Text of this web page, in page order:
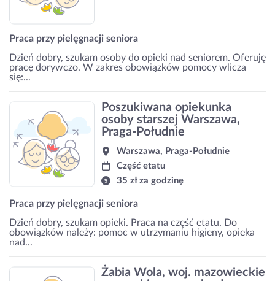
Praca przy pielęgnacji seniora
Dzień dobry, szukam osoby do opieki nad seniorem. Oferuję
pracę dorywczo. W zakres obowiązków pomocy wlicza
się:...
Poszukiwana opiekunka
osoby starszej Warszawa,
Praga-Południe
Warszawa, Praga-Południe
Część etatu
35 zł za godzinę
Praca przy pielęgnacji seniora
Dzień dobry, szukam opieki. Praca na część etatu. Do
obowiązków należy: pomoc w utrzymaniu higieny, opieka
nad...
Żabia Wola, woj. mazowieckie